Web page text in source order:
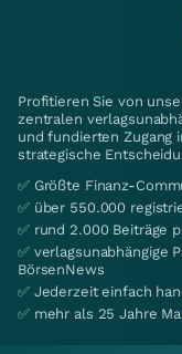
Profitieren Sie von
zentralen
und fundierten Zugang
strategische
✅ Größte Finanz-
✅ über 550.000
✅ rund 2.000 Beiträge
✅ verlagsunabhängige
BörsenNews
✅ Jederzeit einfach
✅ mehr als 25 Jahre